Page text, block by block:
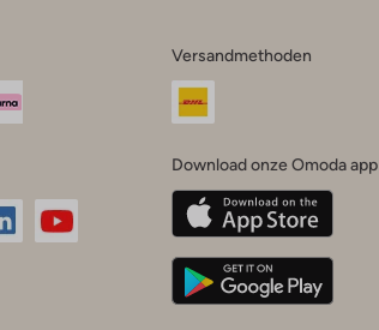
Versandmethoden
Download onze Omoda app